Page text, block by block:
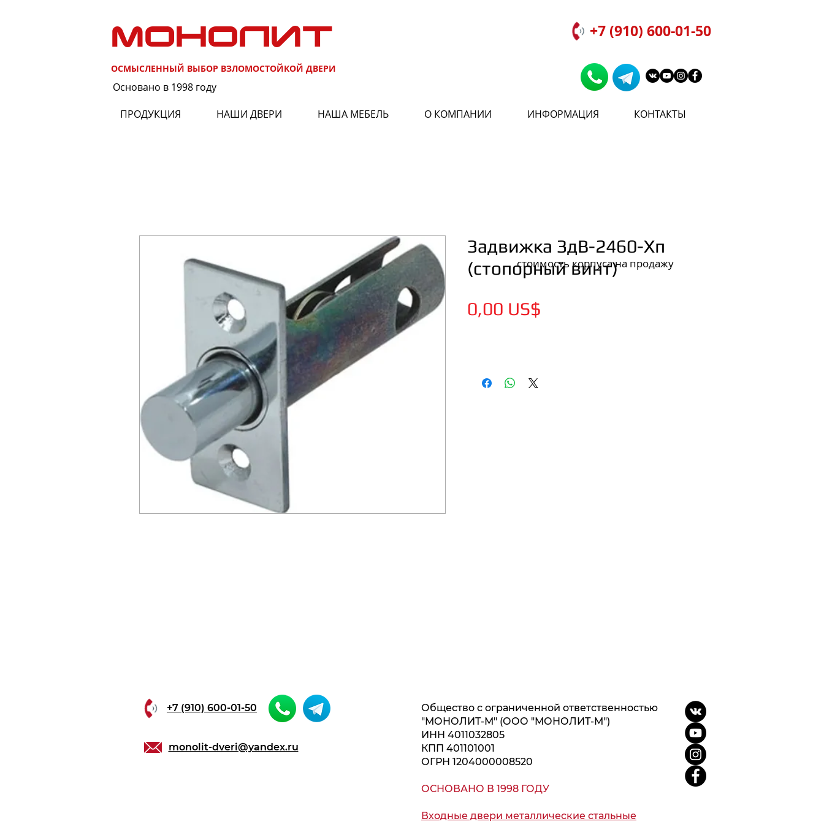
МОНОЛИТ
ОСМЫСЛЕННЫЙ ВЫБОР ВЗЛОМОСТОЙКОЙ ДВЕРИ
Основано в 1998 году
+7 (910) 600-01-50
ПРОДУКЦИЯ НАШИ ДВЕРИ НАША МЕБЕЛЬ О КОМПАНИИ ИНФОРМАЦИЯ КОНТАКТЫ
Задвижка ЗдВ-2460-Хп
(стопорный винт)
0,00 US$
стоимость корпуса на продажу
+7 (910) 600-01-50
monolit-dveri@yandex.ru
Общество с ограниченной ответственностью
"МОНОЛИТ-М" (ООО "МОНОЛИТ-М")
ИНН 4011032805
КПП 401101001
ОГРН 1204000008520
ОСНОВАНО В 1998 ГОДУ
Входные двери металлические стальные